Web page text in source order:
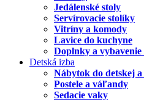
Jedálenské stoly
Servírovacie stolíky
Vitríny a komody
Lavice do kuchyne
Doplnky a
Detská izba
Nábytok do detskej
Postele a váľandy
Sedacie vaky